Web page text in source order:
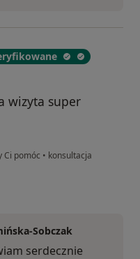
wizyta super
Ci pomóc • konsultacja
Sobczak
serdecznie